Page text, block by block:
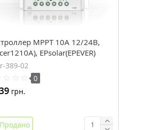
MPPT 10A 12/24В,
EPsolar(EPEVER)
389-02
0
грн.
Продано